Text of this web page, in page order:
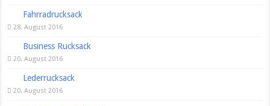
Fahrradrucksack
28. August 2016
Business Rucksack
20. August 2016
Lederrucksack
20. August 2016